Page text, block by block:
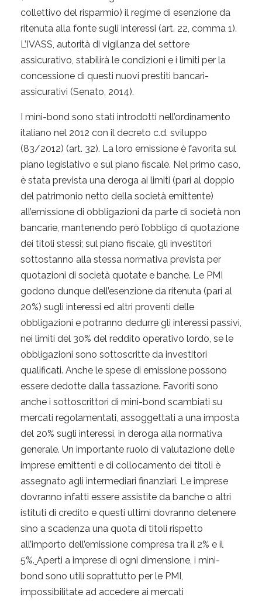
collettivo del risparmio) il regime di esenzione da
ritenuta alla fonte sugli interessi (art. 22, comma 1).
L’IVASS, autorità di vigilanza del settore
assicurativo, stabilirà le condizioni e i limiti per la
concessione di questi nuovi prestiti bancari-
assicurativi (Senato, 2014).
I mini-bond sono stati introdotti nell’ordinamento
italiano nel 2012 con il decreto c.d. sviluppo
(83/2012) (art. 32). La loro emissione è favorita sul
piano legislativo e sul piano fiscale. Nel primo caso,
è stata prevista una deroga ai limiti (pari al doppio
del patrimonio netto della società emittente)
all’emissione di obbligazioni da parte di società non
bancarie, mantenendo però l’obbligo di quotazione
dei titoli stessi; sul piano fiscale, gli investitori
sottostanno alla stessa normativa prevista per
quotazioni di società quotate e banche. Le PMI
godono dunque dell’esenzione da ritenuta (pari al
20%) sugli interessi ed altri proventi delle
obbligazioni e potranno dedurre gli interessi passivi,
nei limiti del 30% del reddito operativo lordo, se le
obbligazioni sono sottoscritte da investitori
qualificati. Anche le spese di emissione possono
essere dedotte dalla tassazione. Favoriti sono
anche i sottoscrittori di mini-bond scambiati su
mercati regolamentati, assoggettati a una imposta
del 20% sugli interessi, in deroga alla normativa
generale. Un importante ruolo di valutazione delle
imprese emittenti e di collocamento dei titoli è
assegnato agli intermediari finanziari. Le imprese
dovranno infatti essere assistite da banche o altri
istituti di credito e questi ultimi dovranno detenere
sino a scadenza una quota di titoli rispetto
all’importo dell’emissione compresa tra il 2% e il
5%. Aperti a imprese di ogni dimensione, i mini-
bond sono utili soprattutto per le PMI,
impossibilitate ad accedere ai mercati